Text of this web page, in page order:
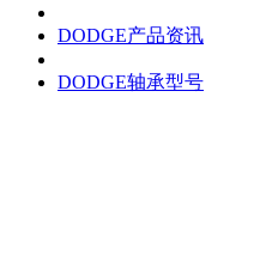
DODGE产品资讯
DODGE轴承型号